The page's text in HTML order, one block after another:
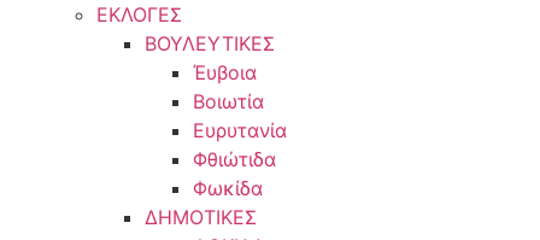
ΕΚΛΟΓΕΣ
ΒΟΥΛΕΥΤΙΚΕΣ
Έυβοια
Βοιωτία
Ευρυτανία
Φθιώτιδα
Φωκίδα
ΔΗΜΟΤΙΚΕΣ